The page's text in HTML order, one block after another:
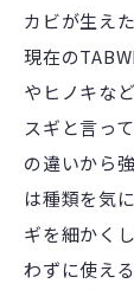
カビが生え
現在の
やヒノキな
スギと言っ
の違いから
は種類を気
ギを細かく
わずに使え